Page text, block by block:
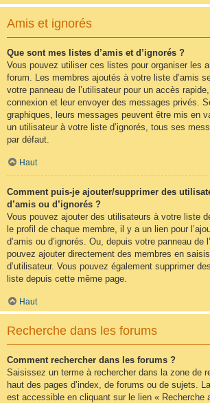
Amis et ignorés
Que sont mes listes d’amis et d’ignorés ?
Vous pouvez utiliser ces listes pour organiser les
forum. Les membres ajoutés à votre liste d’amis
votre panneau de l’utilisateur pour un accès
connexion et leur envoyer des messages privés.
graphiques, leurs messages peuvent être mis en
un utilisateur à votre liste d’ignorés, tous ses
par défaut.
Haut
Comment puis-je ajouter/supprimer des
d’amis ou d’ignorés ?
Vous pouvez ajouter des utilisateurs à votre liste
le profil de chaque membre, il y a un lien pour
d’amis ou d’ignorés. Ou, depuis votre panneau de
pouvez ajouter directement des membres en
d’utilisateur. Vous pouvez également supprimer
liste depuis cette même page.
Haut
Recherche dans les forums
Comment rechercher dans les forums ?
Saisissez un terme à rechercher dans la zone de
haut des pages d’index, de forums ou de sujets.
est accessible en cliquant sur le lien « Recherche